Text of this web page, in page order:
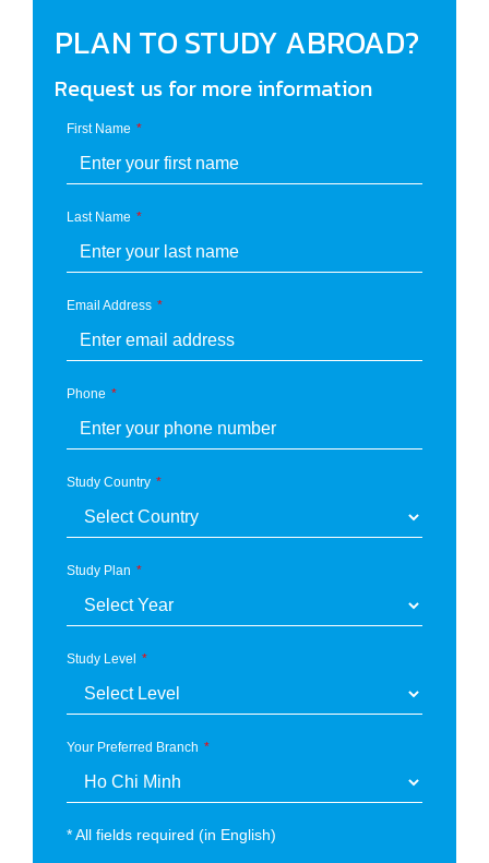
PLAN TO STUDY ABROAD?
Request us for more information
First Name
Last Name
Email Address
Phone
Study Country
Study Plan
Study Level
Your Preferred Branch
*All fields required (in English)